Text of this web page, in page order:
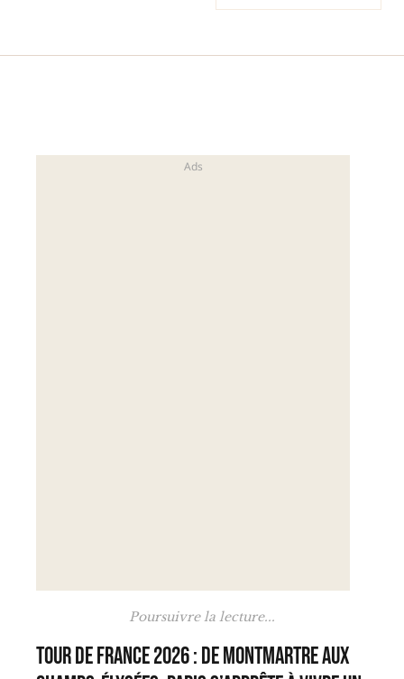
Poursuivre la lecture...
Tour de France 2026 : de Montmartre aux